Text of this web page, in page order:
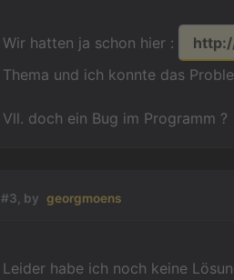
Wir hatten ja schon hier :
Thema und ich konnte das
Vll. doch ein Bug im Programm ?
#3, by georgmoens
Leider habe ich noch keine